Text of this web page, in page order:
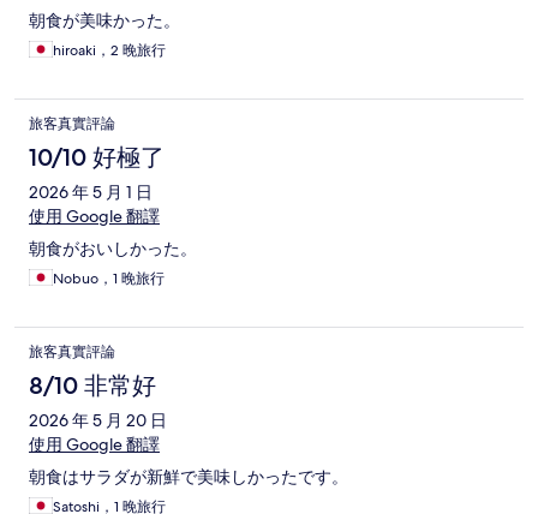
朝食が美味かった。
hiroaki，2 晚旅行
旅客真實評論
10/10 好極了
2026 年 5 月 1 日
使用 Google 翻譯
朝食がおいしかった。
Nobuo，1 晚旅行
旅客真實評論
8/10 非常好
2026 年 5 月 20 日
使用 Google 翻譯
朝食はサラダが新鮮で美味しかったです。
Satoshi，1 晚旅行